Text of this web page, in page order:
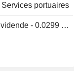
comprennent la
transbordement
Ses
services de
Services portuaires
- 0.0299 MYR